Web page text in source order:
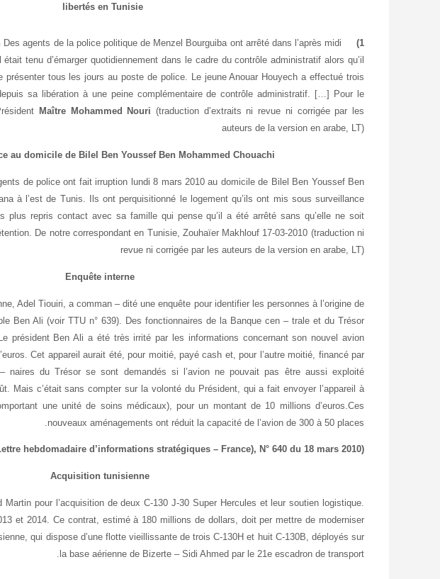
libertés en Tunisie
1) Arrestation du jeune Anouar Houyech
Des agents de la police politique de Menzel Bourguiba ont arrêté dans l’après midi
tenu d’émarger quotidiennement dans le cadre du contrôle administratif alors qu’il
tous les jours au poste de police. Le jeune Anouar Houyech a effectué trois
sa libération à une peine complémentaire de contrôle administratif. […] Pour le
Maître Mohammed Nouri (traduction d’extraits ni revue ni corrigée par les
auteurs de la version en arabe, LT)
au domicile de Bilel Ben Youssef Ben Mohammed Chouachi
de police ont fait irruption lundi 8 mars 2010 au domicile de Bilel Ben Youssef Ben
à l’est de Tunis. Ils ont perquisitionné le logement qu’ils ont mis sous surveillance
plus repris contact avec sa famille qui pense qu’il a été arrêté sans qu’elle ne soit
De notre correspondant en Tunisie, Zouhaïer Makhlouf 17-03-2010 (traduction ni
revue ni corrigée par les auteurs de la version en arabe, LT)
Enquête interne
Adel Tiouiri, a comman – dité une enquête pour identifier les personnes à l’origine de
Ben Ali (voir TTU n° 639). Des fonctionnaires de la Banque cen – trale et du Trésor
président Ben Ali a été très irrité par les informations concernant son nouvel avion
Cet appareil aurait été, pour moitié, payé cash et, pour l’autre moitié, financé par
naires du Trésor se sont demandés si l’avion ne pouvait pas être aussi exploité
Mais c’était sans compter sur la volonté du Président, qui a fait envoyer l’appareil à
une unité de soins médicaux), pour un montant de 10 millions d’euros.Ces
nouveaux aménagements ont réduit la capacité de l’avion de 300 à 50 places.
(Source: TTU Monde Arabe (Lettre hebdomadaire d’informations stratégiques – France), N° 640 du 18 mars 2010)
Acquisition tunisienne
pour l’acquisition de deux C-130 J-30 Super Hercules et leur soutien logistique.
et 2014. Ce contrat, estimé à 180 millions de dollars, doit per mettre de moderniser
qui dispose d’une flotte vieillissante de trois C-130H et huit C-130B, déployés sur
la base aérienne de Bizerte – Sidi Ahmed par le 21e escadron de transport.